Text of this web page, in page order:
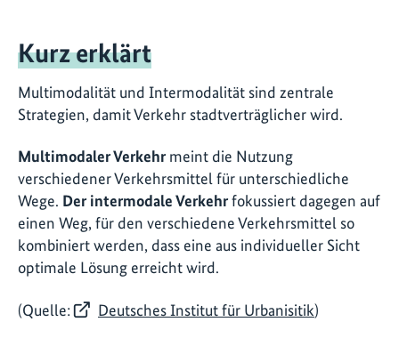
Kurz erklärt
Multimodalität und Intermodalität sind zentrale
Strategien, damit Verkehr stadtverträglicher wird.
Multimodaler Verkehrmeint die Nutzung
verschiedener Verkehrsmittel für unterschiedliche
Wege. Der intermodale Verkehrfokussiert dagegen auf
einen Weg, für den verschiedene Verkehrsmittel so
kombiniert werden, dass eine aus individueller Sicht
optimale Lösung erreicht wird.
(Quelle: Deutsches Institut für Urbanisitik)